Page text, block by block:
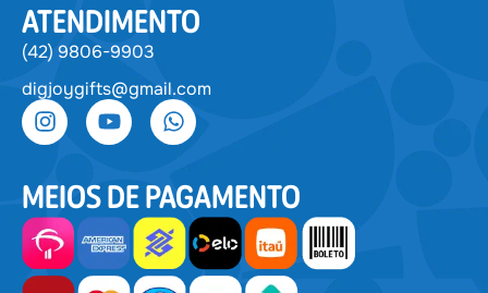
ATENDIMENTO
(42) 9806-9903
digjoygifts@gmail.com
MEIOS DE PAGAMENTO